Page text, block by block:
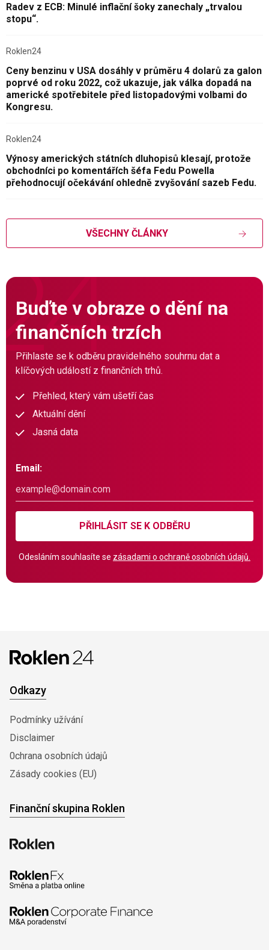
Radev z ECB: Minulé inflační šoky zanechaly „trvalou
stopu“.
Roklen24
Ceny benzinu v USA dosáhly v průměru 4 dolarů za galon
poprvé od roku 2022, což ukazuje, jak válka dopadá na
americké spotřebitele před listopadovými volbami do
Kongresu.
Roklen24
Výnosy amerických státních dluhopisů klesají, protože
obchodníci po komentářích šéfa Fedu Powella
přehodnocují očekávání ohledně zvyšování sazeb Fedu.
VŠECHNY ČLÁNKY
Buďte v obraze o dění na
finančních trzích
Přihlaste se k odběru pravidelného souhrnu dat a
klíčových událostí z finančních trhů.
Přehled, který vám ušetří čas
Aktuální dění
Jasná data
Email:
PŘIHLÁSIT SE K ODBĚRU
Odesláním souhlasíte se zásadami o ochraně osobních údajů.
Odkazy
Podmínky užívání
Disclaimer
0chrana osobních údajů
Zásady cookies (EU)
Finanční skupina Roklen